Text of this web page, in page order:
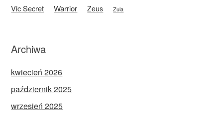
Vic Secret Warrior Zeus Zula
Archiwa
kwiecień 2026
październik 2025
wrzesień 2025